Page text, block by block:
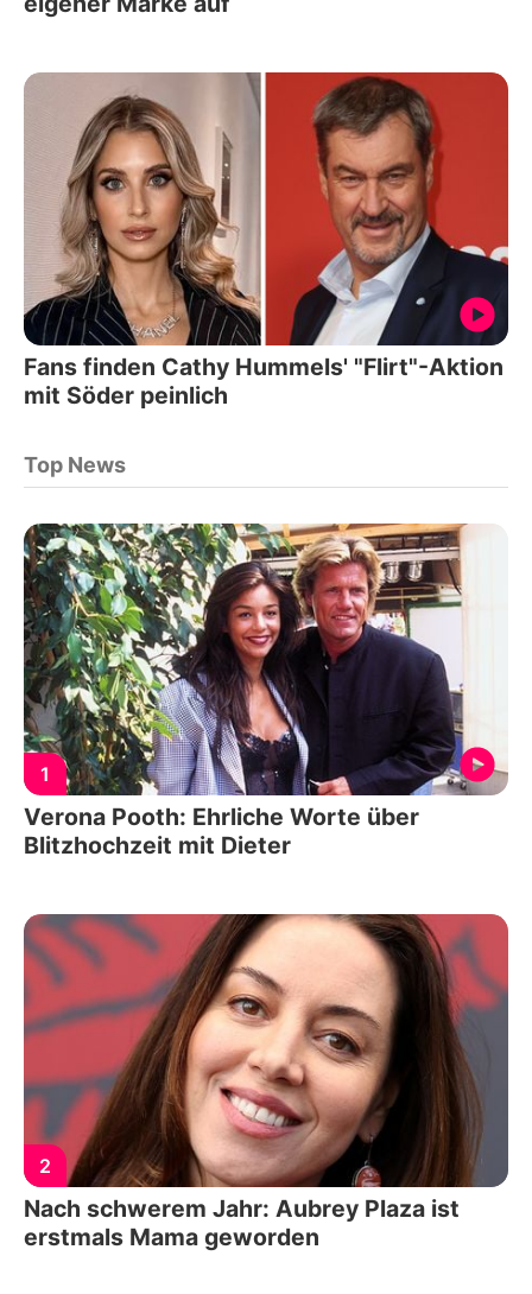
Fans finden Cathy Hummels' "Flirt"-Aktion
mit Söder peinlich
Top News
1
Verona Pooth: Ehrliche Worte über
Blitzhochzeit mit Dieter
2
Nach schwerem Jahr: Aubrey Plaza ist
erstmals Mama geworden